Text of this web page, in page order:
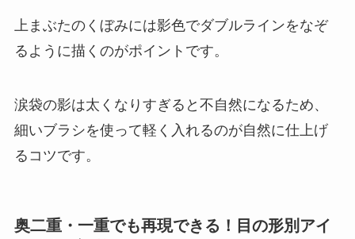
上まぶたのくぼみには影色でダブルラインをなぞ
るように描くのがポイントです。
涙袋の影は太くなりすぎると不自然になるため、
細いブラシを使って軽く入れるのが自然に仕上げ
るコツです。
奥二重・一重でも再現できる！目の形別アイ